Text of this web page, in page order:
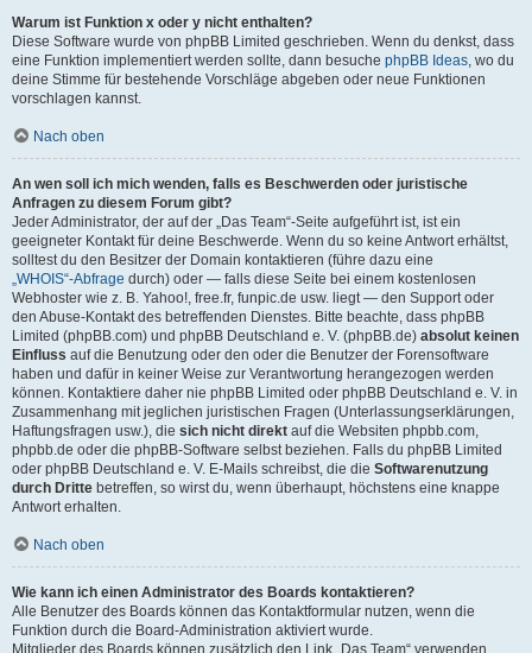
Warum ist Funktion x oder y nicht enthalten?
Diese Software wurde von phpBB Limited geschrieben. Wenn du denkst, dass
eine Funktion implementiert werden sollte, dann besuche phpBB Ideas, wo du
deine Stimme für bestehende Vorschläge abgeben oder neue Funktionen
vorschlagen kannst.
Nach oben
An wen soll ich mich wenden, falls es Beschwerden oder juristische
Anfragen zu diesem Forum gibt?
Jeder Administrator, der auf der „Das Team“-Seite aufgeführt ist, ist ein
geeigneter Kontakt für deine Beschwerde. Wenn du so keine Antwort erhältst,
solltest du den Besitzer der Domain kontaktieren (führe dazu eine
„WHOIS“-Abfrage durch) oder — falls diese Seite bei einem kostenlosen
Webhoster wie z. B. Yahoo!, free.fr, funpic.de usw. liegt — den Support oder
den Abuse-Kontakt des betreffenden Dienstes. Bitte beachte, dass phpBB
Limited (phpBB.com) und phpBB Deutschland e. V. (phpBB.de) absolut keinen
Einfluss auf die Benutzung oder den oder die Benutzer der Forensoftware
haben und dafür in keiner Weise zur Verantwortung herangezogen werden
können. Kontaktiere daher nie phpBB Limited oder phpBB Deutschland e. V. in
Zusammenhang mit jeglichen juristischen Fragen (Unterlassungserklärungen,
Haftungsfragen usw.), die sich nicht direkt auf die Websiten phpbb.com,
phpbb.de oder die phpBB-Software selbst beziehen. Falls du phpBB Limited
oder phpBB Deutschland e. V. E-Mails schreibst, die die Softwarenutzung
durch Dritte betreffen, so wirst du, wenn überhaupt, höchstens eine knappe
Antwort erhalten.
Nach oben
Wie kann ich einen Administrator des Boards kontaktieren?
Alle Benutzer des Boards können das Kontaktformular nutzen, wenn die
Funktion durch die Board-Administration aktiviert wurde.
Mitglieder des Boards können zusätzlich den Link „Das Team“ verwenden.